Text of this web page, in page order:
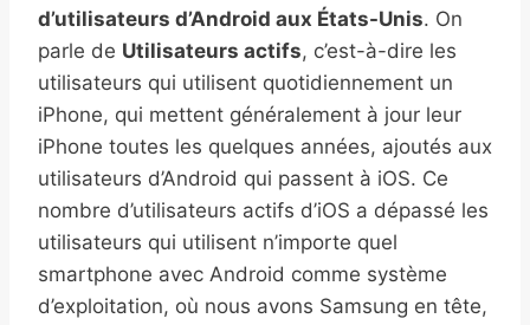
d’utilisateurs d’Android aux États-Unis. On
parle de Utilisateurs actifs, c’est-à-dire les
utilisateurs qui utilisent quotidiennement un
iPhone, qui mettent généralement à jour leur
iPhone toutes les quelques années, ajoutés aux
utilisateurs d’Android qui passent à iOS. Ce
nombre d’utilisateurs actifs d’iOS a dépassé les
utilisateurs qui utilisent n’importe quel
smartphone avec Android comme système
d’exploitation, où nous avons Samsung en tête,